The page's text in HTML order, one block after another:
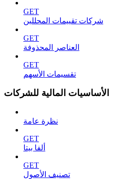
GET
شركات تقييمات المحللين
GET
العناصر المحذوفة
GET
تقسيمات الأسهم
الأساسيات المالية للشركات
نظرة عامة
GET
ألفا بيتا
GET
تصنيف الأصول